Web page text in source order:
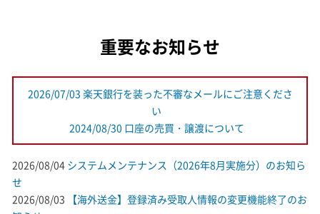
重要なお知らせ
2026/07/03 楽天銀行を装った不審なメールにご注意くださ
い
2024/08/30 口座の売買・譲渡について
2026/08/04 システムメンテナンス（2026年8月実施分）のお知ら
せ
2026/08/03
【海外送金】登録済み受取人情報の変更機能終了のお